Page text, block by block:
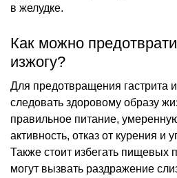
в желудке.
Как можно
изжогу?
Для предотвращения гастрита
следовать здоровому образу
правильное питание,
активность, отказ от курения и
Также стоит избегать пищевых
могут вызвать раздражение